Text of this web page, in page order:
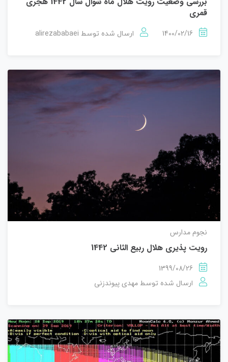
قمری
1400/02/16 ارسال شده توسط alirezababaei
نجوم مدارس
رویت پذیری هلال ربیع الثانی 1442
1399/08/26
ارسال شده توسط مهدی پیوندزنی